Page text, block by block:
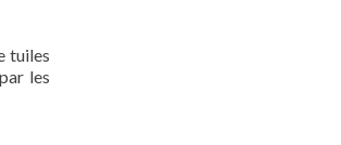
tuiles
les